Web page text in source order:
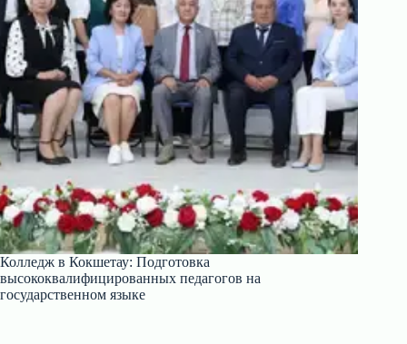
Колледж в Кокшетау: Подготовка
высококвалифицированных педагогов на
государственном языке